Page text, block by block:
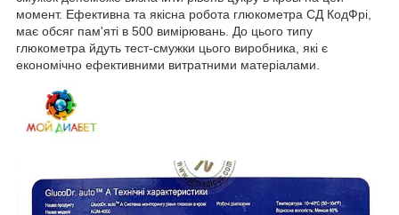
момент. Ефективна та якісна робота глюкометра СД КодФрі,
має обсяг пам'яті в 500 вимірювань. До цього типу
глюкометра йдуть тест-смужки цього виробника, які є
економічно ефективними витратними матеріалами.